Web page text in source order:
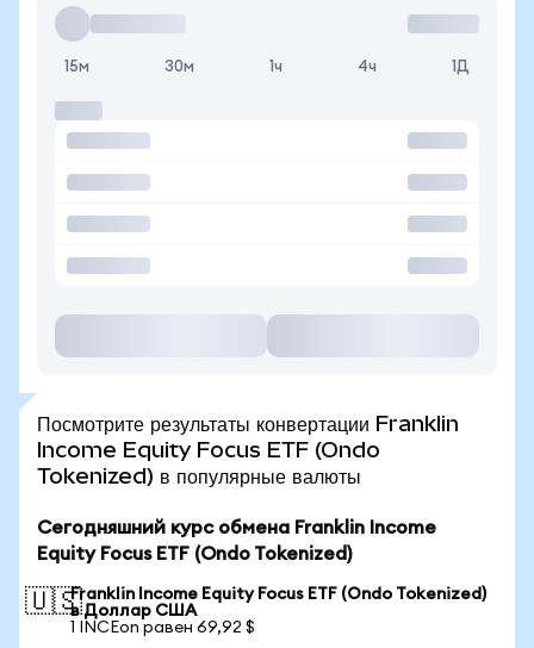
15м 30м 1ч 4ч 1Д
Посмотрите результаты конвертации Franklin
Income Equity Focus ETF (Ondo
Tokenized) в популярные валюты
Сегодняшний курс обмена Franklin Income
Equity Focus ETF (Ondo Tokenized)
🇺🇸Franklin Income Equity Focus ETF (Ondo Tokenized)
в Доллар США
1 INCEon равен 69,92 $